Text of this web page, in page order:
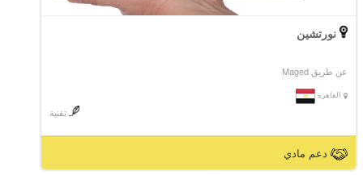
نورتشين
عن طريق Maged
القاهره
تقنية
دعم مادي